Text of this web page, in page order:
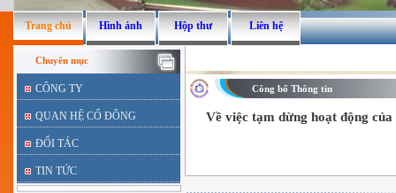
Trang chủ Hình ảnh Hộp thư Liên hệ
Chuyên mục
CÔNG TY
QUAN HỆ CỔ ĐÔNG
ĐỐI TÁC
TIN TỨC
Công bố Thông tin
Về việc tạm dừng hoạt động